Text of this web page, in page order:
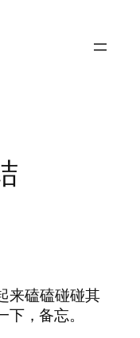
来磕磕碰碰其
，备忘。